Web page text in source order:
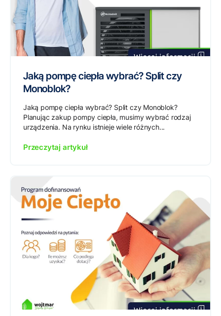
Jaką pompę ciepła wybrać? Split czy
Monoblok?
Jaką pompę ciepła wybrać? Split czy Monoblok?
Planując zakup pompy ciepła, musimy wybrać rodzaj
urządzenia. Na rynku istnieje wiele różnych...
Przeczytaj artykuł